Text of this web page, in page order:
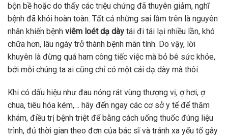
bộn bề hoặc do thấy các triệu chứng đã thuyên giảm, nghĩ
bệnh đã khỏi hoàn toàn. Tất cả những sai lầm trên là nguyên
nhân khiến bệnh viêm loét dạ dày tái đi tái lại nhiều lần, khó
chữa hơn, lâu ngày trở thành bệnh mãn tính. Do vậy, lời
khuyên là đừng quá ham công tiếc việc mà bỏ bê sức khỏe,
bởi mỗi chúng ta ai cũng chỉ có một cái dạ dày mà thôi.
Khi có dấu hiệu như đau nóng rát vùng thượng vị, ợ hơi, ợ
chua, tiêu hóa kém,… hãy đến ngay các cơ sở y tế để thăm
khám, điều trị bệnh triệt để bằng cách uống thuốc đúng liệu
trình, đủ thời gian theo đơn của bác sĩ và tránh xa yếu tố gây